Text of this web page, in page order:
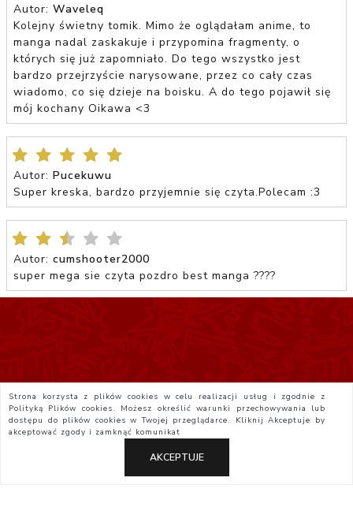
Autor: Waveleq
Kolejny świetny tomik. Mimo że oglądałam anime, to
manga nadal zaskakuje i przypomina fragmenty, o
których się już zapomniało. Do tego wszystko jest
bardzo przejrzyście narysowane, przez co cały czas
wiadomo, co się dzieje na boisku. A do tego pojawił się
mój kochany Oikawa <3
Autor: Pucekuwu
Super kreska, bardzo przyjemnie się czyta.Polecam :3
Autor: cumshooter2000
super mega sie czyta pozdro best manga ????
Strona korzysta z plików cookies w celu realizacji usług i zgodnie z
Polityką Plików cookies. Możesz określić warunki przechowywania lub
dostępu do plików cookies w Twojej przeglądarce. KliknijAkceptuje by
akceptować zgody i zamknąć komunikat
AKCEPTUJE